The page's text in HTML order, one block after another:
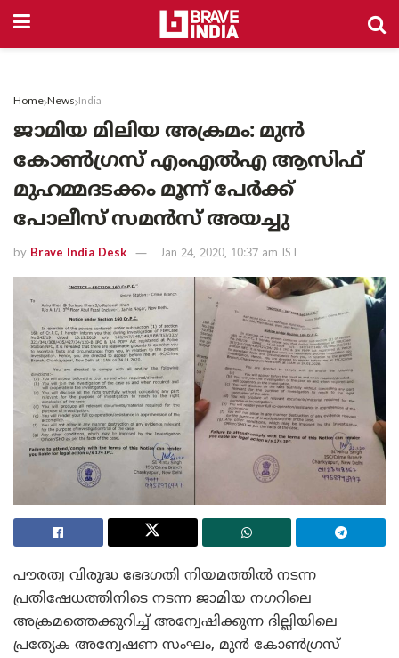
Home News India
ജാമിയ മിലിയ അക്രമം: മുൻ
കോൺഗ്രസ് എം‌എൽ‌എ ആസിഫ്
മുഹമ്മദടക്കം മൂന്ന് പേർക്ക്
പോലീസ് സമൻസ് അയച്ചു
by Brave India Desk Jan 24, 2020, 10:37 am IST
പൗരത്വ വിരുദ്ധ ഭേദഗതി നിയമത്തിൽ നടന്ന
പ്രതിഷേധത്തിനിടെ നടന്ന ജാമിയ നഗറിലെ
അക്രമത്തെക്കുറിച്ച് അന്വേഷിക്കുന്ന ദില്ലിയിലെ
പ്രത്യേക അന്വേഷണ സംഘം, മുൻ കോൺഗ്രസ്